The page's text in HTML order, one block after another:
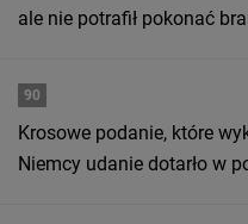
ale nie potrafił pokonać
90
Krosowe podanie, które
Niemcy udanie dotarło w